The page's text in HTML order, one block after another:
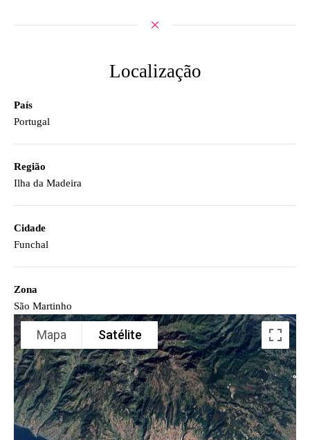
Localização
País
Portugal
Região
Ilha da Madeira
Cidade
Funchal
Zona
São Martinho
Mapa Satélite